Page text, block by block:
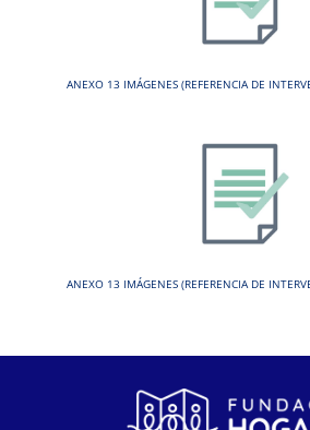
ANEXO 13 IMÁGENES (REFERENCIA DE
ANEXO 13 IMÁGENES (REFERENCIA DE